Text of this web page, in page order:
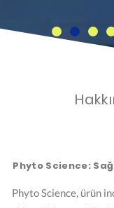
Phyto Science:
Phyto Science, ürün